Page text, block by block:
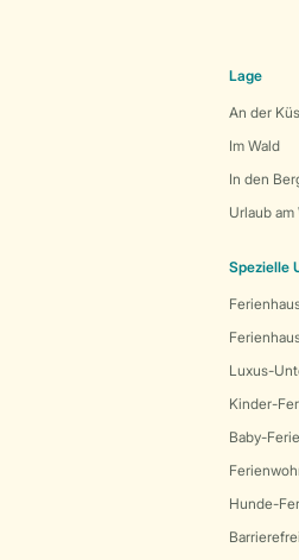
Lage
An der
Im Wald
In den
Urlaub am
Spezielle
Luxus-
Kinder-
Baby-
Hunde-